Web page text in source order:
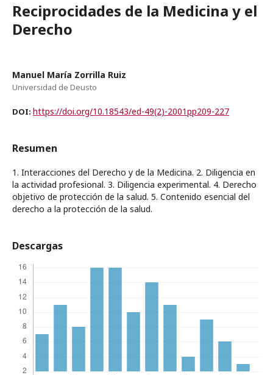
Reciprocidades de la Medicina y el
Derecho
Manuel María Zorrilla Ruiz
Universidad de Deusto
DOI: https://doi.org/10.18543/ed-49(2)-2001pp209-227
Resumen
1. Interacciones del Derecho y de la Medicina. 2. Diligencia en
la actividad profesional. 3. Diligencia experimental. 4. Derecho
objetivo de protección de la salud. 5. Contenido esencial del
derecho a la protección de la salud.
Descargas